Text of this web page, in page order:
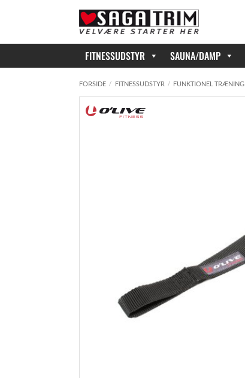
FITNESSUDSTYR SAUNA/DAMP
FORSIDE / FITNESSUDSTYR / FUNKTIONEL TRÆNING